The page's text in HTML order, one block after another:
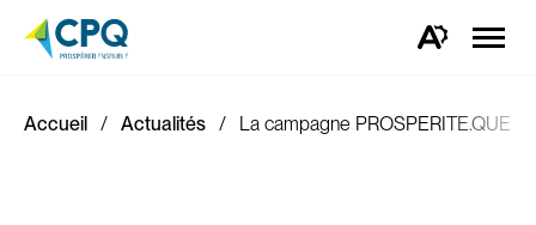
Ouvrez
d'accessibilité.
la
Accueil Actualités La campagne